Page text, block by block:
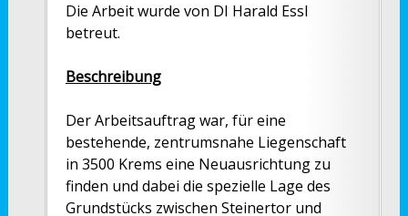
Die Arbeit wurde von DI Harald Essl
betreut.
Beschreibung
Der Arbeitsauftrag war, für eine
bestehende, zentrumsnahe Liegenschaft
in 3500 Krems eine Neuausrichtung zu
finden und dabei die spezielle Lage des
Grundstücks zwischen Steinertor und